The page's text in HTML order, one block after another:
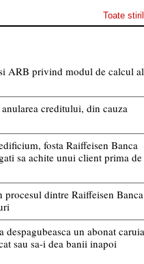
Toate
ARB privind modul de calcul al
creditului, din cauza
fosta Raiffeisen Banca
sa achite unui client prima de
dintre Raiffeisen Banca
un abonat caruia
sau sa-i dea banii inapoi